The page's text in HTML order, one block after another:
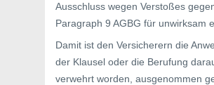
Ausschluss wegen Verstoßes
Paragraph 9 AGBG für unwirksam
Damit ist den Versicherern die
der Klausel oder die Berufung
verwehrt worden, ausgenommen